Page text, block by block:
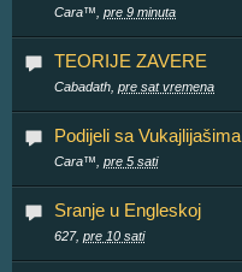
Cara™, pre 9 minuta
TEORIJE ZAVERE
Cabadath, pre sat vremena
Podijeli sa Vukajlijašima
Cara™, pre 5 sati
Sranje u Engleskoj
627, pre 10 sati